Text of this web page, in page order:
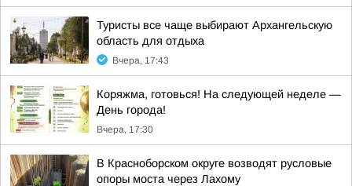
Туристы все чаще выбирают Архангельскую
область для отдыха
Вчера, 17:43
Коряжма, готовься! На следующей неделе —
День города!
Вчера, 17:30
В Красноборском округе возводят русловые
опоры моста через Лахому